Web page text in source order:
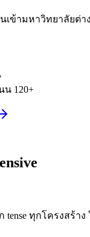
เข้ามหาวิทยาลัยต่า
120+
tense ทุกโครงสร้า